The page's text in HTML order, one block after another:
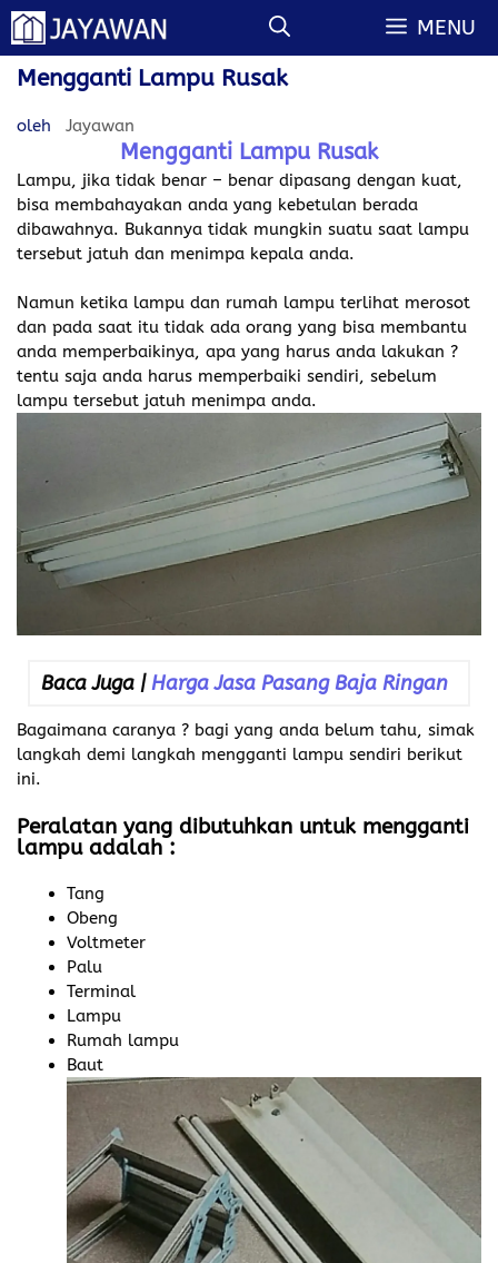
Langsung
ke
isi
MENU
Mengganti Lampu Rusak
oleh Jayawan
Mengganti Lampu Rusak
Lampu, jika tidak benar – benar dipasang dengan kuat,
bisa membahayakan anda yang kebetulan berada
dibawahnya. Bukannya tidak mungkin suatu saat lampu
tersebut jatuh dan menimpa kepala anda.
Namun ketika lampu dan rumah lampu terlihat merosot
dan pada saat itu tidak ada orang yang bisa membantu
anda memperbaikinya, apa yang harus anda lakukan ?
tentu saja anda harus memperbaiki sendiri, sebelum
lampu tersebut jatuh menimpa anda.
Baca Juga |Harga Jasa Pasang Baja Ringan
Bagaimana caranya ? bagi yang anda belum tahu, simak
langkah demi langkah mengganti lampu sendiri berikut
ini.
Peralatan yang dibutuhkan untuk mengganti
lampu adalah :
Tang
Obeng
Voltmeter
Palu
Terminal
Lampu
Rumah lampu
Baut